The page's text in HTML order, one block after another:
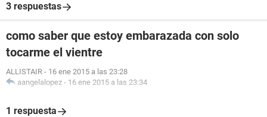
3 respuestas
como saber que estoy embarazada con solo
tocarme el vientre
ALLISTAIR - 16 ene 2015 a las 23:28
aangelalopez - 16 ene 2015 a las 23:34
1 respuesta